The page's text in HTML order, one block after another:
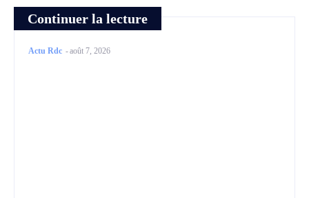
Continuer la lecture
Actu Rdc -août 7, 2026